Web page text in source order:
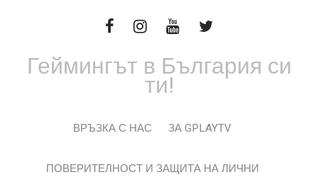
Геймингът в България си
ти!
ВРЪЗКА С НАС ЗА GPLAYTV
ПОВЕРИТЕЛНОСТ И ЗАЩИТА НА ЛИЧНИ